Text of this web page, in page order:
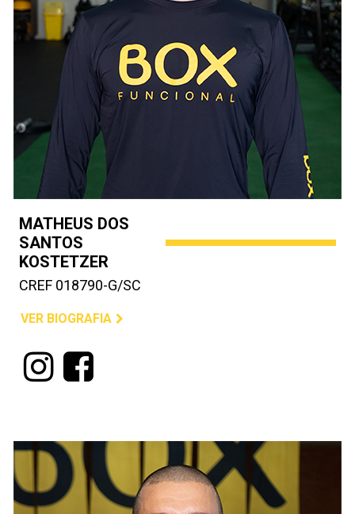
MATHEUS DOS
SANTOS
KOSTETZER
CREF 018790-G/SC
VER BIOGRAFIA